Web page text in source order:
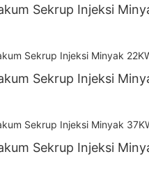
Sekrup Injeksi
Sekrup Injeksi
Sekrup Injeksi